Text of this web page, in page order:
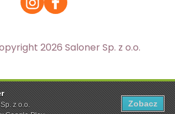
z o.o.
Zobacz
plików cookies. Aby dowiedzieć się
2026 Saloner Sp. z o.o.